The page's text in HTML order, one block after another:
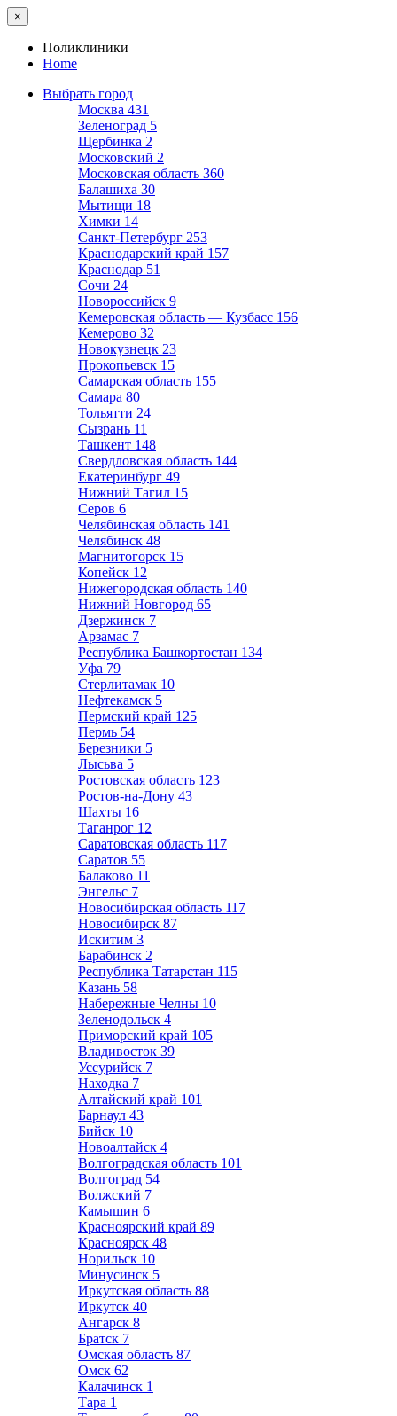
×
Поликлиники
Home
Выбрать город
Москва 431
Зеленоград 5
Щербинка 2
Московский 2
Московская область 360
Балашиха 30
Мытищи 18
Химки 14
Санкт-Петербург 253
Краснодарский край 157
Краснодар 51
Сочи 24
Новороссийск 9
Кемеровская область — Кузбасс 156
Кемерово 32
Новокузнецк 23
Прокопьевск 15
Самарская область 155
Самара 80
Тольятти 24
Сызрань 11
Ташкент 148
Свердловская область 144
Екатеринбург 49
Нижний Тагил 15
Серов 6
Челябинская область 141
Челябинск 48
Магнитогорск 15
Копейск 12
Нижегородская область 140
Нижний Новгород 65
Дзержинск 7
Арзамас 7
Республика Башкортостан 134
Уфа 79
Стерлитамак 10
Нефтекамск 5
Пермский край 125
Пермь 54
Березники 5
Лысьва 5
Ростовская область 123
Ростов-на-Дону 43
Шахты 16
Таганрог 12
Саратовская область 117
Саратов 55
Балаково 11
Энгельс 7
Новосибирская область 117
Новосибирск 87
Искитим 3
Барабинск 2
Республика Татарстан 115
Казань 58
Набережные Челны 10
Зеленодольск 4
Приморский край 105
Владивосток 39
Уссурийск 7
Находка 7
Алтайский край 101
Барнаул 43
Бийск 10
Новоалтайск 4
Волгоградская область 101
Волгоград 54
Волжский 7
Камышин 6
Красноярский край 89
Красноярск 48
Норильск 10
Минусинск 5
Иркутская область 88
Иркутск 40
Ангарск 8
Братск 7
Омская область 87
Омск 62
Калачинск 1
Тара 1